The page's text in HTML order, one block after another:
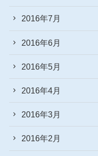
2016年7月
2016年6月
2016年5月
2016年4月
2016年3月
2016年2月